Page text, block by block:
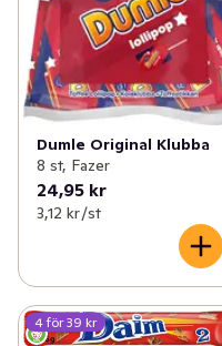
Dumle Original Klubba
8 st, Fazer
24,95 kr
3,12 kr /st
4 för 39 kr